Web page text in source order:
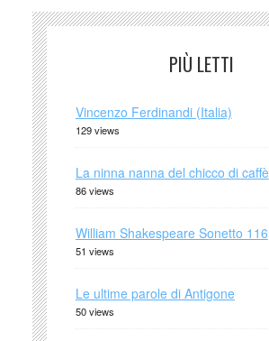
PIÙ LETTI
Vincenzo Ferdinandi (Italia)
129 views
La ninna nanna del chicco di caffè
86 views
William Shakespeare Sonetto 116
51 views
Le ultime parole di Antigone
50 views